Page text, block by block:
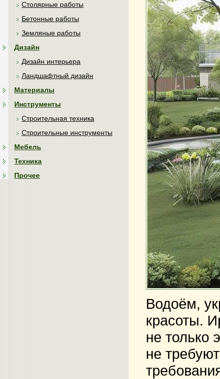
Столярные работы
Бетонные работы
Земляные работы
Дизайн
Дизайн интерьера
Ландшафтный дизайн
Материалы
Инструменты
Строительная техника
Строительные инструменты
Мебель
Техника
Прочее
Водоём,
красоты.
не только
не